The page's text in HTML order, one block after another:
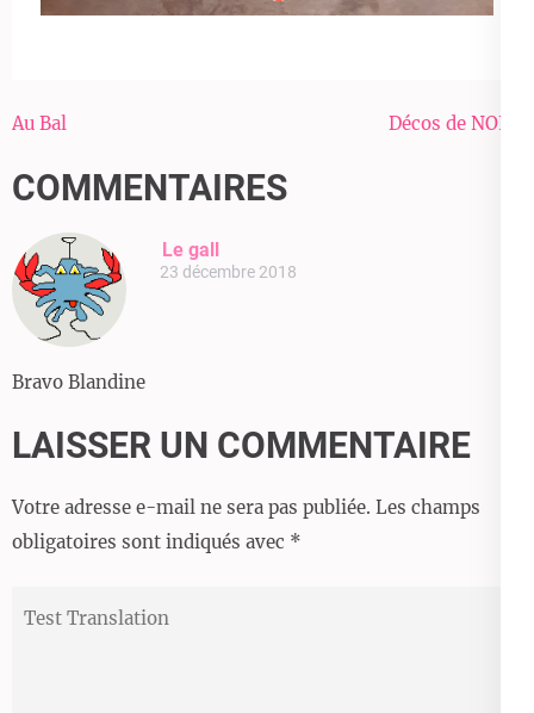
Navigation
l’article
Au Bal Décos de NOEL
COMMENTAIRES
Le gall
23 décembre 2018
Bravo Blandine
LAISSER UN COMMENTAIRE
Votre adresse e-mail ne sera pas publiée. Les champs
obligatoires sont indiqués avec *